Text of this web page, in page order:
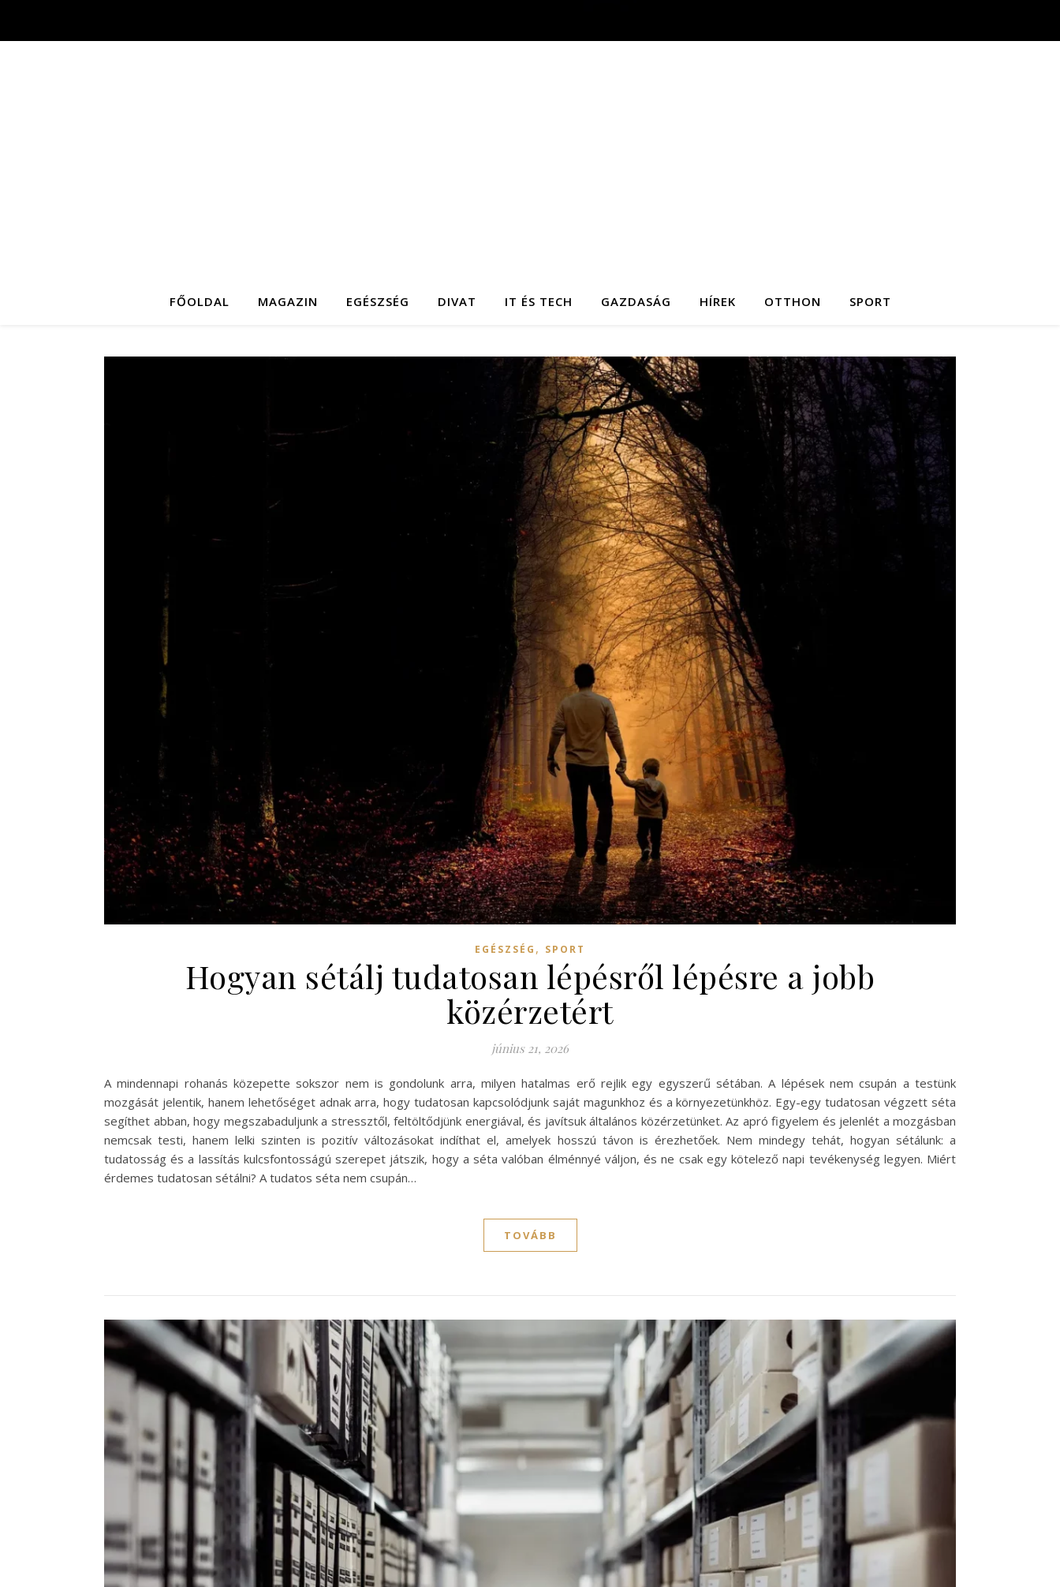
FŐOLDAL MAGAZIN EGÉSZSÉG DIVAT IT ÉS TECH GAZDASÁG HÍREK OTTHON SPORT
EGÉSZSÉG , SPORT
Hogyan sétálj tudatosan lépésről lépésre a jobb
közérzetért
június 21, 2026
A mindennapi rohanás közepette sokszor nem is gondolunk arra, milyen hatalmas erő rejlik egy egyszerű sétában. A lépések nem csupán a testünk
mozgását jelentik, hanem lehetőséget adnak arra, hogy tudatosan kapcsolódjunk saját magunkhoz és a környezetünkhöz. Egy-egy tudatosan végzett séta
segíthet abban, hogy megszabaduljunk a stressztől, feltöltődjünk energiával, és javítsuk általános közérzetünket. Az apró figyelem és jelenlét a mozgásban
nemcsak testi, hanem lelki szinten is pozitív változásokat indíthat el, amelyek hosszú távon is érezhetőek. Nem mindegy tehát, hogyan sétálunk: a
tudatosság és a lassítás kulcsfontosságú szerepet játszik, hogy a séta valóban élménnyé váljon, és ne csak egy kötelező napi tevékenység legyen. Miért
érdemes tudatosan sétálni? A tudatos séta nem csupán…
TOVÁBB